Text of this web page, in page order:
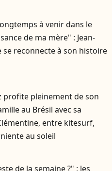
à venir dans le
de ma mère" : Jean-
se reconnecte à son histoire
profite pleinement de son
au Brésil avec sa
entre kitesurf,
au soleil
de la semaine ?" : les